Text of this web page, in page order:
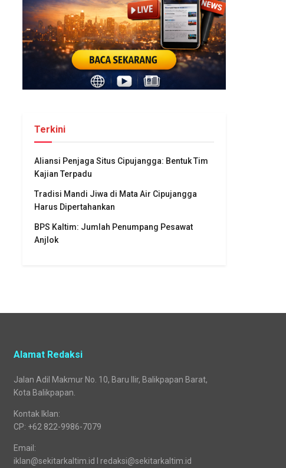
Terkini
Aliansi Penjaga Situs Cipujangga: Bentuk Tim
Kajian Terpadu
Tradisi Mandi Jiwa di Mata Air Cipujangga
Harus Dipertahankan
BPS Kaltim: Jumlah Penumpang Pesawat
Anjlok
Alamat Redaksi
Jalan Adil Makmur No. 10, Baru Ilir, Balikpapan Barat,
Kota Balikpapan.
Kontak Iklan:
CP: +62 822-9986-7079
Email:
iklan@sekitarkaltim.id I redaksi@sekitarkaltim.id